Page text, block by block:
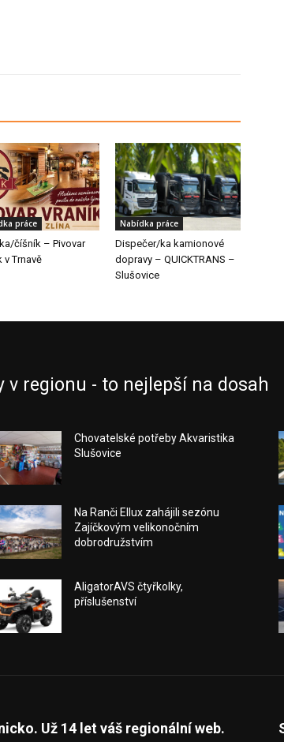
práce
číšník – Pivovar
v Trnavě
Nabídka práce
Dispečer/ka kamionové
dopravy – QUICKTRANS –
Slušovice
v regionu - to nejlepší na dosah
Chovatelské potřeby Akvaristika
Slušovice
Na Ranči Ellux zahájili sezónu
Zajíčkovým velikonočním
dobrodružstvím
AligatorAVS čtyřkolky,
příslušenství
Už 14 let váš regionální web.